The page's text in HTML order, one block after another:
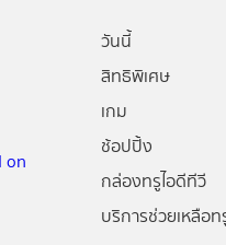
วันนี้
สิทธิพิเศษ
เกม
ช้อปปิ้ง
กล่องทรูไอดีทีวี
บริการช่วยเหลือท